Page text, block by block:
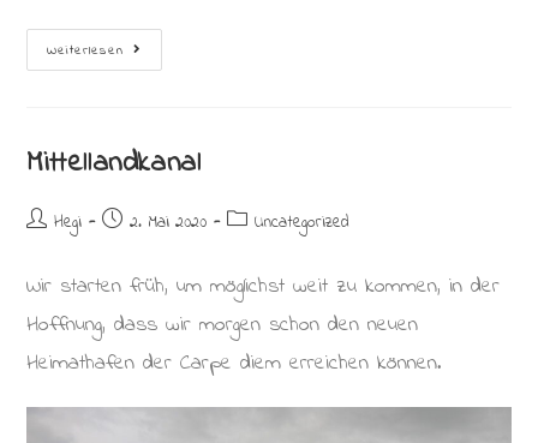
Weiterlesen Weser
Mit
Mittellandkanal
Beitrags-
Hegi
Beitrag2. Mai 2020
Beitrags-
Uncategorized
Wir starten früh, um möglichst weit zu kommen, in der
Hoffnung, dass wir morgen schon den neuen
Heimathafen der Carpe diem erreichen können.